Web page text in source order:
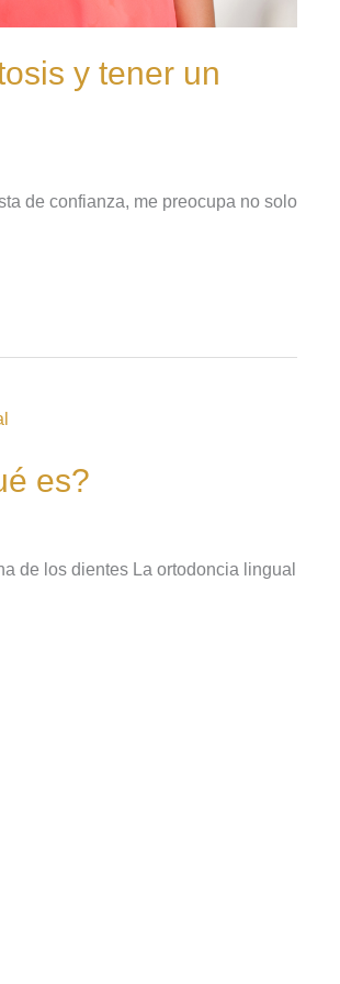
y tener un
de confianza, me preocupa no solo
es?
de los dientes La ortodoncia lingual